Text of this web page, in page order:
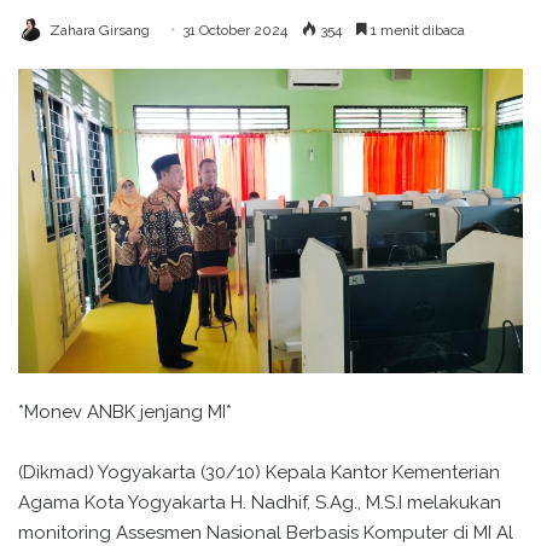
Zahara Girsang 31 October 2024 354 1 menit dibaca
*Monev ANBK jenjang MI*
(Dikmad) Yogyakarta (30/10) Kepala Kantor Kementerian
Agama Kota Yogyakarta H. Nadhif, S.Ag., M.S.I melakukan
monitoring Assesmen Nasional Berbasis Komputer di MI Al